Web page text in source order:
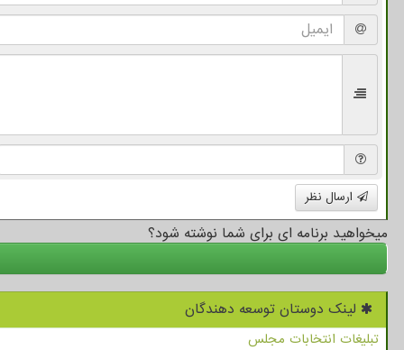
ارسال نظر
میخواهید برنامه ای برای شما نوشته شود؟
لینک دوستان توسعه دهندگان
تبلیغات انتخابات مجلس